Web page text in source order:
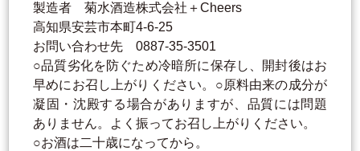
製造者 菊水酒造株式会社＋Cheers
高知県安芸市本町4-6-25
お問い合わせ先 0887-35-3501
○品質劣化を防ぐため冷暗所に保存し、開封後はお
早めにお召し上がりください。○原料由来の成分が
凝固・沈殿する場合がありますが、品質には問題
ありません。よく振ってお召し上がりください。
○お酒は二十歳になってから。